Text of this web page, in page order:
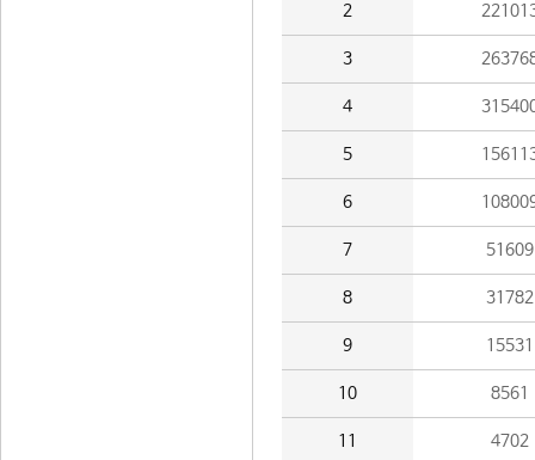
2
3
4
5
6
7 51609
8 31782
9 15531
10 8561
11 4702